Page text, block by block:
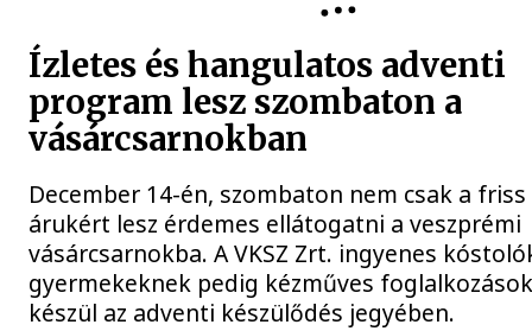
Ízletes és hangulatos adventi
program lesz szombaton a
vásárcsarnokban
December 14-én, szombaton nem csak a
árukért lesz érdemes ellátogatni a veszprémi
vásárcsarnokba. A VKSZ Zrt. ingyenes
gyermekeknek pedig kézműves
készül az adventi készülődés jegyében.